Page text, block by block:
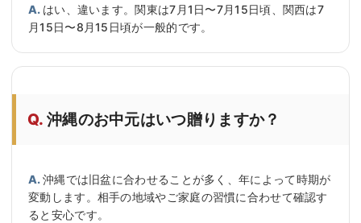
はい、違います。関東は7月1日〜7月15日頃、関西は7
月15日〜8月15日頃が一般的です。
沖縄のお中元はいつ贈りますか？
沖縄では旧盆に合わせることが多く、年によって時期が
変動します。相手の地域やご家庭の習慣に合わせて確認す
ると安心です。